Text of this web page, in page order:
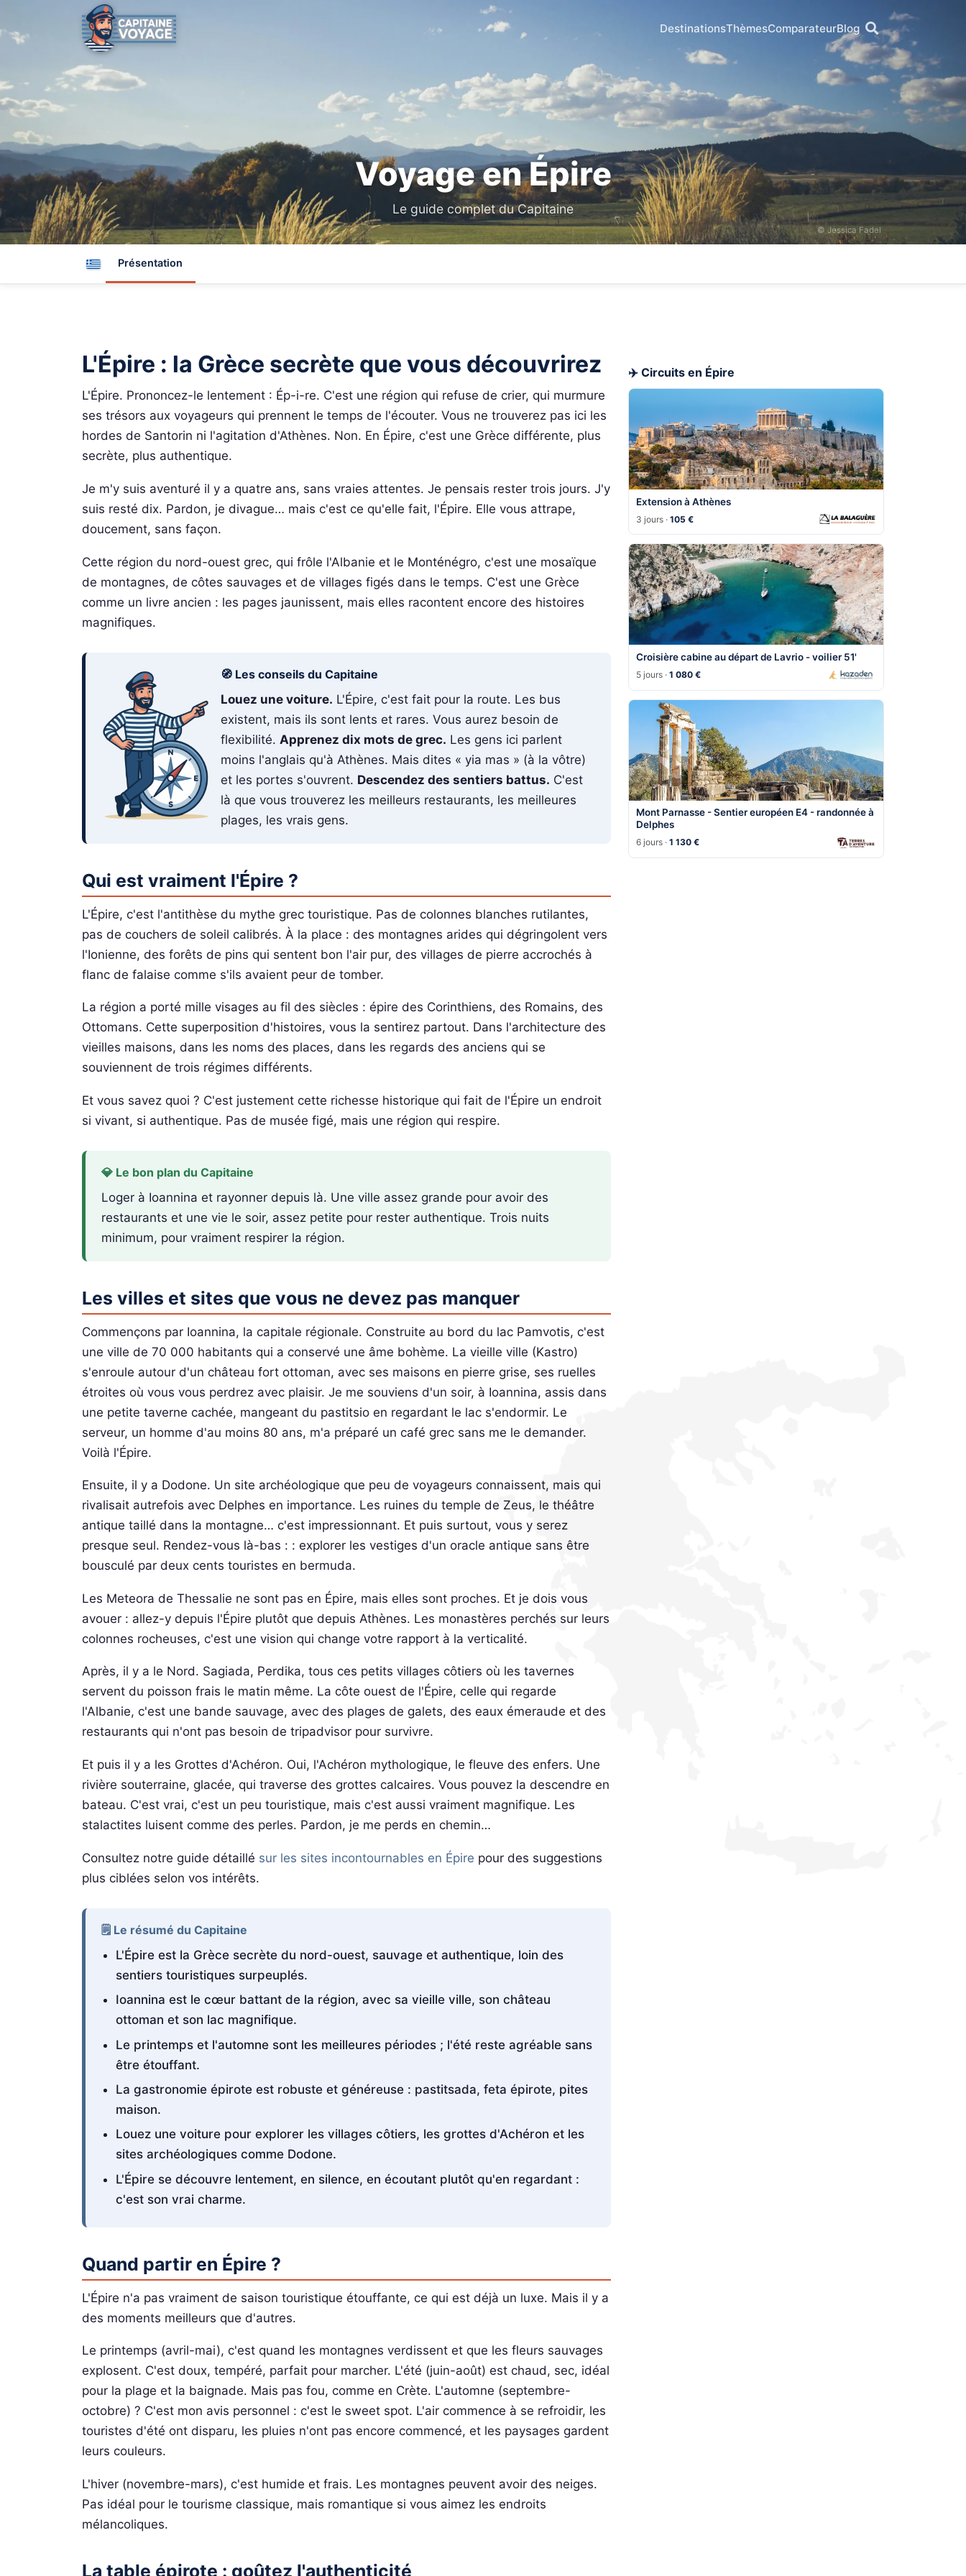
DestinationsThèmesComparateurBlog
Voyage en Épire
Le guide complet du Capitaine
© Jessica Fadel
Présentation
L'Épire : la Grèce secrète que vous découvrirez
L'Épire. Prononcez-le lentement : Ép-i-re. C'est une région qui refuse de crier, qui murmure
ses trésors aux voyageurs qui prennent le temps de l'écouter. Vous ne trouverez pas ici les
hordes de Santorin ni l'agitation d'Athènes. Non. En Épire, c'est une Grèce différente, plus
secrète, plus authentique.
Je m'y suis aventuré il y a quatre ans, sans vraies attentes. Je pensais rester trois jours. J'y
suis resté dix. Pardon, je divague… mais c'est ce qu'elle fait, l'Épire. Elle vous attrape,
doucement, sans façon.
Cette région du nord-ouest grec, qui frôle l'Albanie et le Monténégro, c'est une mosaïque
de montagnes, de côtes sauvages et de villages figés dans le temps. C'est une Grèce
comme un livre ancien : les pages jaunissent, mais elles racontent encore des histoires
magnifiques.
🧭 Les conseils du Capitaine
Louez une voiture. L'Épire, c'est fait pour la route. Les bus
existent, mais ils sont lents et rares. Vous aurez besoin de
flexibilité. Apprenez dix mots de grec. Les gens ici parlent
moins l'anglais qu'à Athènes. Mais dites « yia mas » (à la vôtre)
et les portes s'ouvrent. Descendez des sentiers battus. C'est
là que vous trouverez les meilleurs restaurants, les meilleures
plages, les vrais gens.
Qui est vraiment l'Épire ?
L'Épire, c'est l'antithèse du mythe grec touristique. Pas de colonnes blanches rutilantes,
pas de couchers de soleil calibrés. À la place : des montagnes arides qui dégringolent vers
l'Ionienne, des forêts de pins qui sentent bon l'air pur, des villages de pierre accrochés à
flanc de falaise comme s'ils avaient peur de tomber.
La région a porté mille visages au fil des siècles : épire des Corinthiens, des Romains, des
Ottomans. Cette superposition d'histoires, vous la sentirez partout. Dans l'architecture des
vieilles maisons, dans les noms des places, dans les regards des anciens qui se
souviennent de trois régimes différents.
Et vous savez quoi ? C'est justement cette richesse historique qui fait de l'Épire un endroit
si vivant, si authentique. Pas de musée figé, mais une région qui respire.
💎 Le bon plan du Capitaine
Loger à Ioannina et rayonner depuis là. Une ville assez grande pour avoir des
restaurants et une vie le soir, assez petite pour rester authentique. Trois nuits
minimum, pour vraiment respirer la région.
Les villes et sites que vous ne devez pas manquer
Commençons par Ioannina, la capitale régionale. Construite au bord du lac Pamvotis, c'est
une ville de 70 000 habitants qui a conservé une âme bohème. La vieille ville (Kastro)
s'enroule autour d'un château fort ottoman, avec ses maisons en pierre grise, ses ruelles
étroites où vous vous perdrez avec plaisir. Je me souviens d'un soir, à Ioannina, assis dans
une petite taverne cachée, mangeant du pastitsio en regardant le lac s'endormir. Le
serveur, un homme d'au moins 80 ans, m'a préparé un café grec sans me le demander.
Voilà l'Épire.
Ensuite, il y a Dodone. Un site archéologique que peu de voyageurs connaissent, mais qui
rivalisait autrefois avec Delphes en importance. Les ruines du temple de Zeus, le théâtre
antique taillé dans la montagne… c'est impressionnant. Et puis surtout, vous y serez
presque seul. Rendez-vous là-bas : : explorer les vestiges d'un oracle antique sans être
bousculé par deux cents touristes en bermuda.
Les Meteora de Thessalie ne sont pas en Épire, mais elles sont proches. Et je dois vous
avouer : allez-y depuis l'Épire plutôt que depuis Athènes. Les monastères perchés sur leurs
colonnes rocheuses, c'est une vision qui change votre rapport à la verticalité.
Après, il y a le Nord. Sagiada, Perdika, tous ces petits villages côtiers où les tavernes
servent du poisson frais le matin même. La côte ouest de l'Épire, celle qui regarde
l'Albanie, c'est une bande sauvage, avec des plages de galets, des eaux émeraude et des
restaurants qui n'ont pas besoin de tripadvisor pour survivre.
Et puis il y a les Grottes d'Achéron. Oui, l'Achéron mythologique, le fleuve des enfers. Une
rivière souterraine, glacée, qui traverse des grottes calcaires. Vous pouvez la descendre en
bateau. C'est vrai, c'est un peu touristique, mais c'est aussi vraiment magnifique. Les
stalactites luisent comme des perles. Pardon, je me perds en chemin…
Consultez notre guide détaillé sur les sites incontournables en Épire pour des suggestions
plus ciblées selon vos intérêts.
🗒️ Le résumé du Capitaine
L'Épire est la Grèce secrète du nord-ouest, sauvage et authentique, loin des
sentiers touristiques surpeuplés.
Ioannina est le cœur battant de la région, avec sa vieille ville, son château
ottoman et son lac magnifique.
Le printemps et l'automne sont les meilleures périodes ; l'été reste agréable sans
être étouffant.
La gastronomie épirote est robuste et généreuse : pastitsada, feta épirote, pites
maison.
Louez une voiture pour explorer les villages côtiers, les grottes d'Achéron et les
sites archéologiques comme Dodone.
L'Épire se découvre lentement, en silence, en écoutant plutôt qu'en regardant :
c'est son vrai charme.
Quand partir en Épire ?
L'Épire n'a pas vraiment de saison touristique étouffante, ce qui est déjà un luxe. Mais il y a
des moments meilleurs que d'autres.
Le printemps (avril-mai), c'est quand les montagnes verdissent et que les fleurs sauvages
explosent. C'est doux, tempéré, parfait pour marcher. L'été (juin-août) est chaud, sec, idéal
pour la plage et la baignade. Mais pas fou, comme en Crète. L'automne (septembre-
octobre) ? C'est mon avis personnel : c'est le sweet spot. L'air commence à se refroidir, les
touristes d'été ont disparu, les pluies n'ont pas encore commencé, et les paysages gardent
leurs couleurs.
L'hiver (novembre-mars), c'est humide et frais. Les montagnes peuvent avoir des neiges.
Pas idéal pour le tourisme classique, mais romantique si vous aimez les endroits
mélancoliques.
La table épirote : goûtez l'authenticité
✈️ Circuits en Épire
Extension à Athènes
3 jours ·105 €
Croisière cabine au départ de Lavrio - voilier 51'
5 jours ·1 080 €
Mont Parnasse - Sentier européen E4 - randonnée à
Delphes
6 jours ·1 130 €